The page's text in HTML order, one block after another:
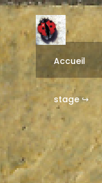
Accueil
stage ↪